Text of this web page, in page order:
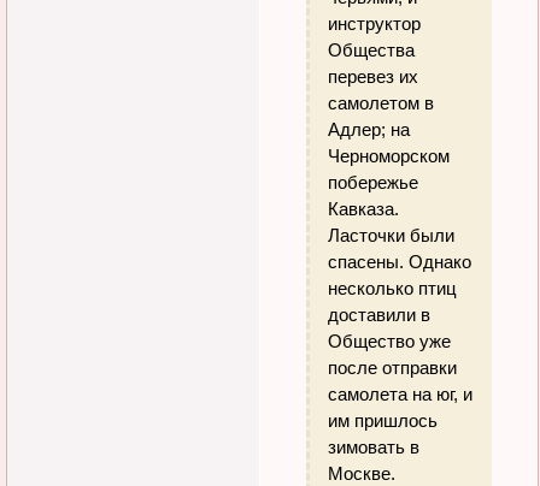
инструктор
Общества
перевез их
самолетом в
Адлер; на
Черноморском
побережье
Кавказа.
Ласточки были
спасены. Однако
несколько птиц
доставили в
Общество уже
после отправки
самолета на юг, и
им пришлось
зимовать в
Москве.